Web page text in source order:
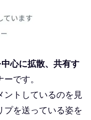
心に拡散、共有す
です。
ントしているのを見
プを送っている姿を